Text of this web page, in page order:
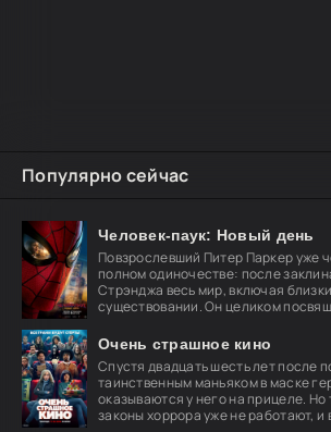
Популярно сейчас
Человек-паук: Новый день
Повзрослевший Питер Паркер уже
полном одиночестве: после
Стрэнджа весь мир, включая
существовании. Он целиком
Очень страшное кино
Спустя двадцать шесть лет после
таинственным маньяком в маске
оказываются у него на прицеле.
законы хоррора уже не работают, и